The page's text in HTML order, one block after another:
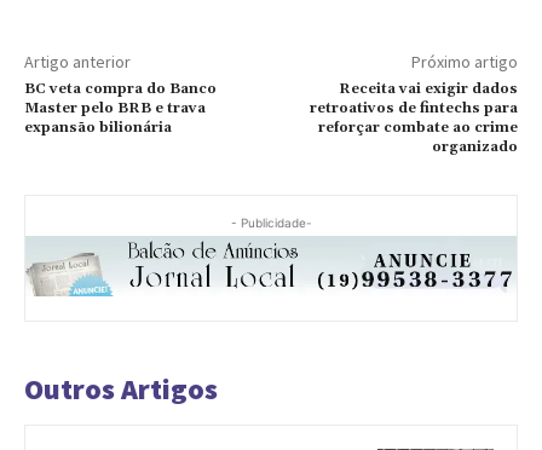
Artigo anterior
BC veta compra do Banco
Master pelo BRB e trava
expansão bilionária
Próximo artigo
Receita vai exigir dados
retroativos de fintechs para
reforçar combate ao crime
organizado
- Publicidade-
Outros Artigos